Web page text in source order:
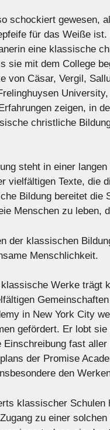
schockiert gewesen,
für das Weiße
eine klassische
sie mit dem College
von Cäsar, Vergil,
zeigen, in
christliche
steht in einer
vielfältigen Texte, die
Bildung bereitet die
Menschen zu leben,
der klassischen
Menschlichkeit.
Werke trägt
in New York City
gefördert. Er lobt
fast
der Promise
den
klassischer
zu einer